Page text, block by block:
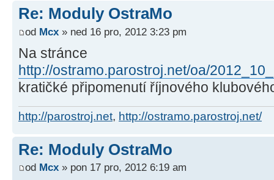
Re: Moduly OstraMo
od Mcx » ned 16 pro, 2012 3:23 pm
Na stránce
http://ostramo.parostroj.net/oa/
kratičké připomenutí říjnového
http://parostroj.net, http://ostramo.parostroj.net/
Re: Moduly OstraMo
od Mcx » pon 17 pro, 2012 6:19 am